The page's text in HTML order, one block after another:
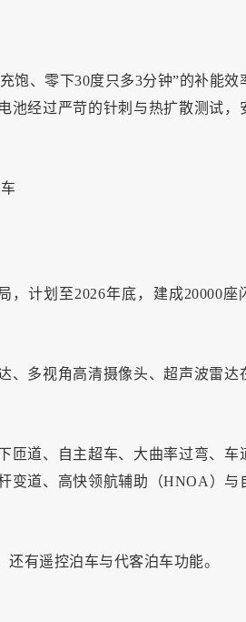
饱、零下30度只多3分钟”的补能效
池经过严苛的针刺与热扩散测试，
计划至2026年底，建成20000座
、多视角高清摄像头、超声波雷达
匝道、自主超车、大曲率过弯、车
变道、高快领航辅助（HNOA）与
有遥控泊车与代客泊车功能。